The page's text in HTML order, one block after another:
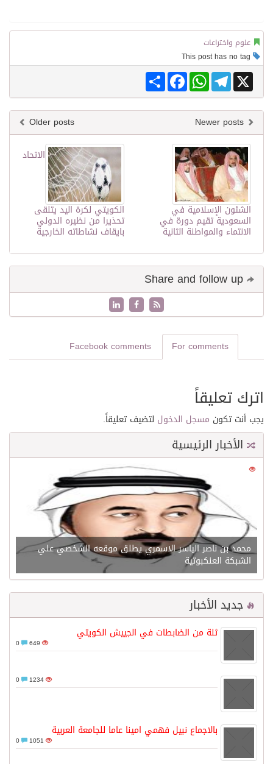
علوم واختراعات
Share
FacebookWhatsAppTelegram X
Older posts
الاتحاد
الكويتي لكرة اليد يتلقى
تحذيرا من نظيره الدولي
بايقاف نشاطاته الخارجية
الشئون الإسلامية في
السعودية تقيم دورة في
الانتماء والمواطنة الثانية
For comments
Facebook comments
اترك تعليقاً
يجب أنت تكون مسجل الدخول لتضيف تعليقاً.
الأخبار الرئيسية
21638
محمد بن ناصر الياسر الاسمري يطلق موقعه الشخصي علي
الشبكة العنكبوتية
جديد الأخبار
ثلة من الضابطات في الجييش الكويتي
649
1234
بالاجماع نبيل فهمي امينا عاما للجامعة العربية
1051